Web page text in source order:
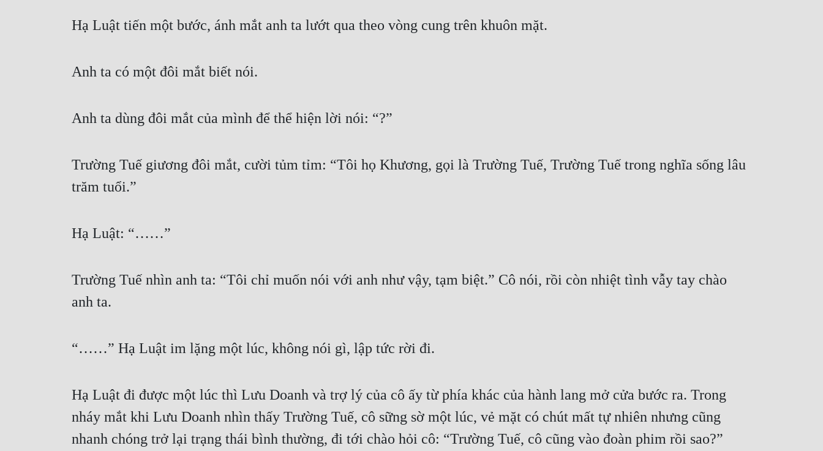
Hạ Luật tiến một bước, ánh mắt anh ta lướt qua theo vòng cung trên khuôn mặt.
Anh ta có một đôi mắt biết nói.
Anh ta dùng đôi mắt của mình để thể hiện lời nói: “?”
Trường Tuế giương đôi mắt, cười tủm tỉm: “Tôi họ Khương, gọi là Trường Tuế, Trường Tuế trong nghĩa sống lâu
trăm tuổi.”
Hạ Luật: “……”
Trường Tuế nhìn anh ta: “Tôi chỉ muốn nói với anh như vậy, tạm biệt.” Cô nói, rồi còn nhiệt tình vẫy tay chào
anh ta.
“……” Hạ Luật im lặng một lúc, không nói gì, lập tức rời đi.
Hạ Luật đi được một lúc thì Lưu Doanh và trợ lý của cô ấy từ phía khác của hành lang mở cửa bước ra. Trong
nháy mắt khi Lưu Doanh nhìn thấy Trường Tuế, cô sững sờ một lúc, vẻ mặt có chút mất tự nhiên nhưng cũng
nhanh chóng trở lại trạng thái bình thường, đi tới chào hỏi cô: “Trường Tuế, cô cũng vào đoàn phim rồi sao?”